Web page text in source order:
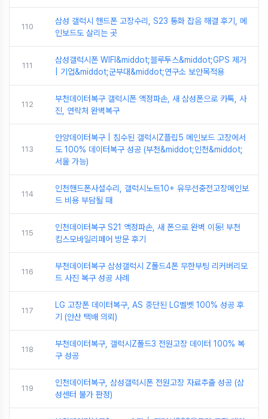
110
삼성 갤럭시 핸드폰 고장수리, S23 통화 잡음 해결 후기, 메
인보드도 살리는 곳
111
삼성갤럭시폰 WIFI&middot;블루투스&middot;GPS 제거
| 기업&middot;군부대&middot;연구소 보안목적용
112
부천데이터복구 갤럭시폰 액정파손, 새 삼성폰으로 카톡, 사
진, 연락처 완벽복구
113
안양데이터복구 | 침수된 갤럭시Z플립5 메인보드 고장에서
도 100% 데이터복구 성공 (부천&middot;인천&middot;
서울 가능)
114
인천핸드폰사설수리, 갤럭시노트10+ 유무선충전고장메인보
드 비용 부담될 때
115
인천데이터복구 S21 액정파손, 새 폰으로 완벽 이동! 부천
킴스모바일리페어 방문 후기
116
부천데이터복구 삼성갤럭시 Z폴드4폰 무한부팅 리커버리모
드 사진 복구 성공 사례
117
LG 고장폰 데이터복구, AS 중단된 LG벨벳 100% 성공 후
기 (안산 택배 의뢰)
118
부천데이터복구, 갤럭시Z폴드3 전원고장 데이터 100% 복
구 성공
119
인천데이터복구, 삼성갤럭시폰 전원고장 자료추출 성공 (삼
성센터 불가 판정)